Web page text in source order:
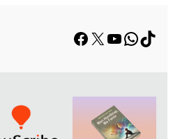
Facebook
X YouTube